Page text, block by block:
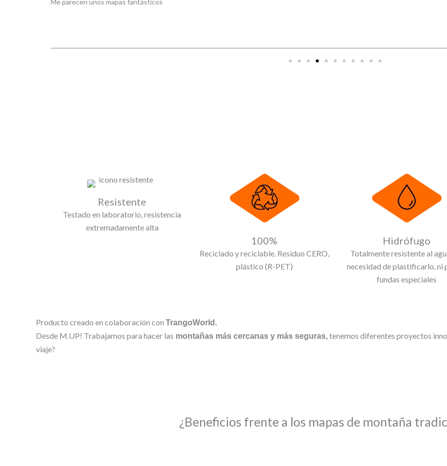
Resistente
Testado en laboratorio, resistencia
extremadamente alta
100%
Reciclado y reciclable. Residuo CERO,
plástico (R-PET)
Hidrófugo
Totalmente resistente al
necesidad de plastificarlo, ni
fundas especiales
Producto creado en colaboración con TrangoWorld.
Desde M.UP! Trabajamos para hacer las montañas más cercanas y más seguras,tenemos diferentes proyectos
viaje?
¿Beneficios frente a los mapas de montaña